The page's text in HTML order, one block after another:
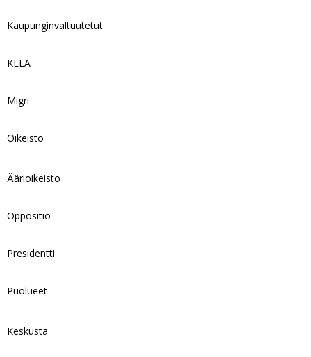
Kaupunginvaltuutetut
KELA
Migri
Oikeisto
Äärioikeisto
Oppositio
Presidentti
Puolueet
Keskusta